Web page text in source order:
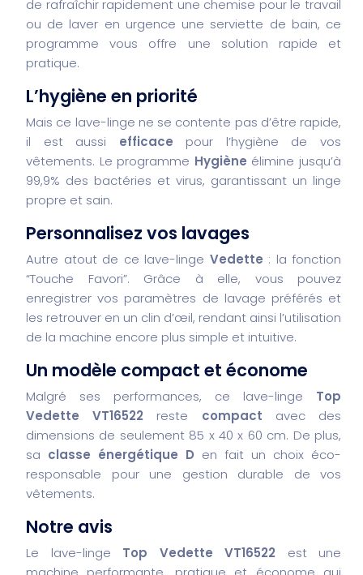
de rafraîchir rapidement une chemise pour le travail
ou de laver en urgence une serviette de bain, ce
programme vous offre une solution rapide et
pratique.
L’hygiène en priorité
Mais ce lave-linge ne se contente pas d’être rapide,
il est aussi efficace pour l’hygiène de vos
vêtements. Le programme Hygiène élimine jusqu’à
99,9% des bactéries et virus, garantissant un linge
propre et sain.
Personnalisez vos lavages
Autre atout de ce lave-linge Vedette : la fonction
“Touche Favori”. Grâce à elle, vous pouvez
enregistrer vos paramètres de lavage préférés et
les retrouver en un clin d’œil, rendant ainsi l’utilisation
de la machine encore plus simple et intuitive.
Un modèle compact et économe
Malgré ses performances, ce lave-linge Top
Vedette VT16522 reste compact avec des
dimensions de seulement 85 x 40 x 60 cm. De plus,
sa classe énergétique D en fait un choix éco-
responsable pour une gestion durable de vos
vêtements.
Notre avis
Le lave-linge Top Vedette VT16522 est une